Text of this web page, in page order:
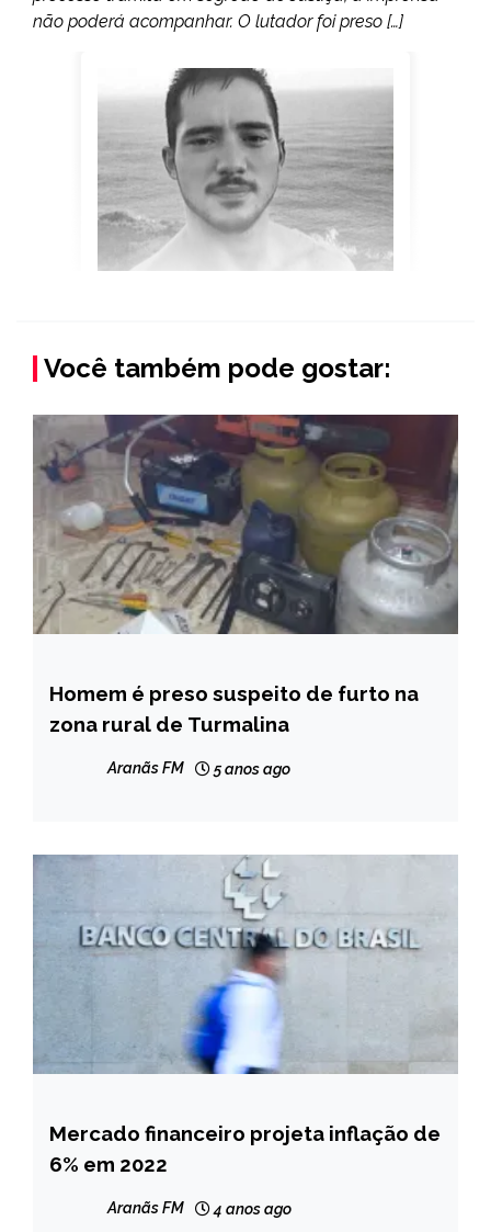
não poderá acompanhar. O lutador foi preso […]
Você também pode gostar:
CAPELINHA
MINAS
Homem é preso suspeito de furto na
zona rural de Turmalina
Aranãs FM 5 anos ago
BRASIL
NOTÍCIAS
Mercado financeiro projeta inflação de
6% em 2022
Aranãs FM 4 anos ago